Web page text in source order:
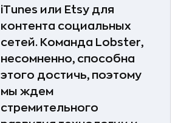
iTunes или Etsy для
контента социальных
сетей. Команда Lobster,
несомненно, способна
этого достичь, поэтому
мы ждем
стремительного